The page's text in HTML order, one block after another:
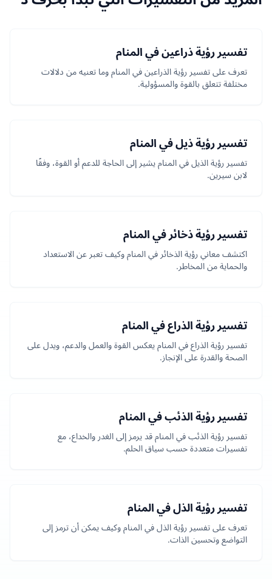
تفسير رؤية ذراعين في المنام
تعرف على تفسير رؤية الذراعين في المنام وما تعنيه من دلالات
مختلفة تتعلق بالقوة والمسؤولية.
تفسير رؤية ذيل في المنام
تفسير رؤية الذيل في المنام يشير إلى الحاجة للدعم أو القوة، وفقًا
لابن سيرين.
تفسير رؤية ذخائر في المنام
اكتشف معاني رؤية الذخائر في المنام وكيف تعبر عن الاستعداد
والحماية من المخاطر.
تفسير رؤية الذراع في المنام
تفسير رؤية الذراع في المنام يعكس القوة والعمل والدعم، ويدل على
الصحة والقدرة على الإنجاز.
تفسير رؤية الذئب في المنام
تفسير رؤية الذئب في المنام قد يرمز إلى الغدر والخداع، مع
تفسيرات متعددة حسب سياق الحلم.
تفسير رؤية الذل في المنام
تعرف على تفسير رؤية الذل في المنام وكيف يمكن أن ترمز إلى
التواضع وتحسين الذات.